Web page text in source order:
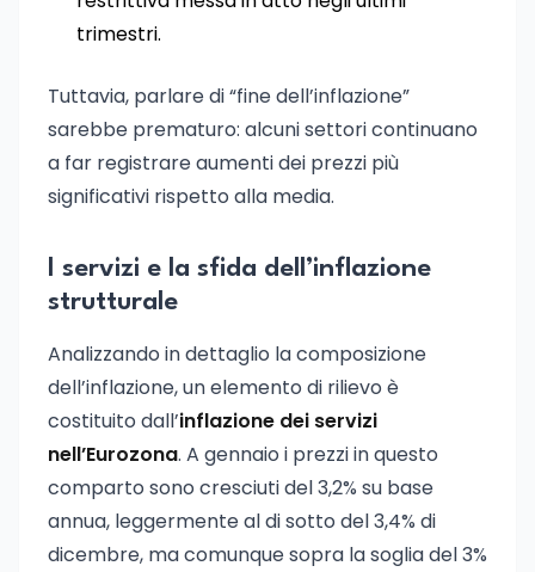
trimestri.
Tuttavia, parlare di “fine dell’inflazione”
sarebbe prematuro: alcuni settori continuano
a far registrare aumenti dei prezzi più
significativi rispetto alla media.
I servizi e la sfida dell’inflazione
strutturale
Analizzando in dettaglio la composizione
dell’inflazione, un elemento di rilievo è
costituito dall’inflazione dei servizi
nell’Eurozona. A gennaio i prezzi in questo
comparto sono cresciuti del 3,2% su base
annua, leggermente al di sotto del 3,4% di
dicembre, ma comunque sopra la soglia del 3%